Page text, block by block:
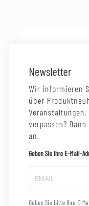
Newsletter
Wir informieren
über
verpassen?
an.
Geben Sie Ihre E-Mail-
Geben Sie bitte Ihre E-